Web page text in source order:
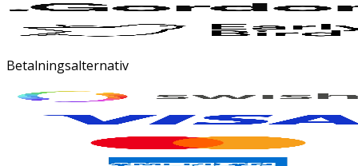
Betalningsalternativ